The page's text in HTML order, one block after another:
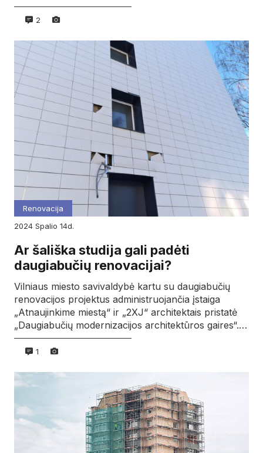
2
Renovacija
2024
spalio 14d.
Ar šališka studija gali padėti
daugiabučių renovacijai?
Vilniaus miesto savivaldybė kartu su daugiabučių
renovacijos projektus administruojančia įstaiga
„Atnaujinkime miestą“ ir „2XJ“ architektais pristatė
„Daugiabučių modernizacijos architektūros gaires“.…
1